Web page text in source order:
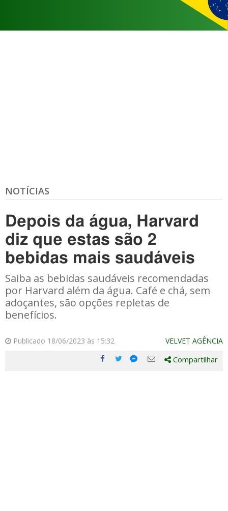
NOTÍCIAS
Depois da água, Harvard
diz que estas são 2
bebidas mais saudáveis
Saiba as bebidas saudáveis recomendadas
por Harvard além da água. Café e chá, sem
adoçantes, são opções repletas de
benefícios.
Publicado 18/06/2023 às 15:32 VELVET AGÊNCIA
Compartilhe
Compartilhe
Compartilhe
Compartilhe
Compartilhar